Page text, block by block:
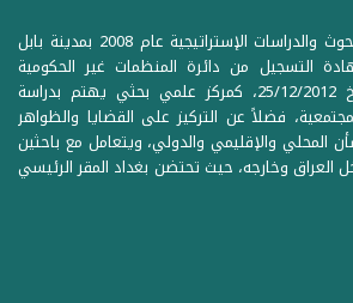
تأسس مركز حمورابي للبحوث والدراسات الإستراتيجية عام 2008 بمدينة بابل
التسجيل من دائرة المنظمات غير الحكومية
المرقمة ((1Z71874 بتاريخ 25/12/2012، كمركز علمي بحثي يهتم بدراسة
فضلاً عن التركيز على القضايا والظواهر
المحلي والإقليمي والدولي، ويتعامل مع باحثين
وخارجه، حيث تحتضن بغداد المقر الرئيسي